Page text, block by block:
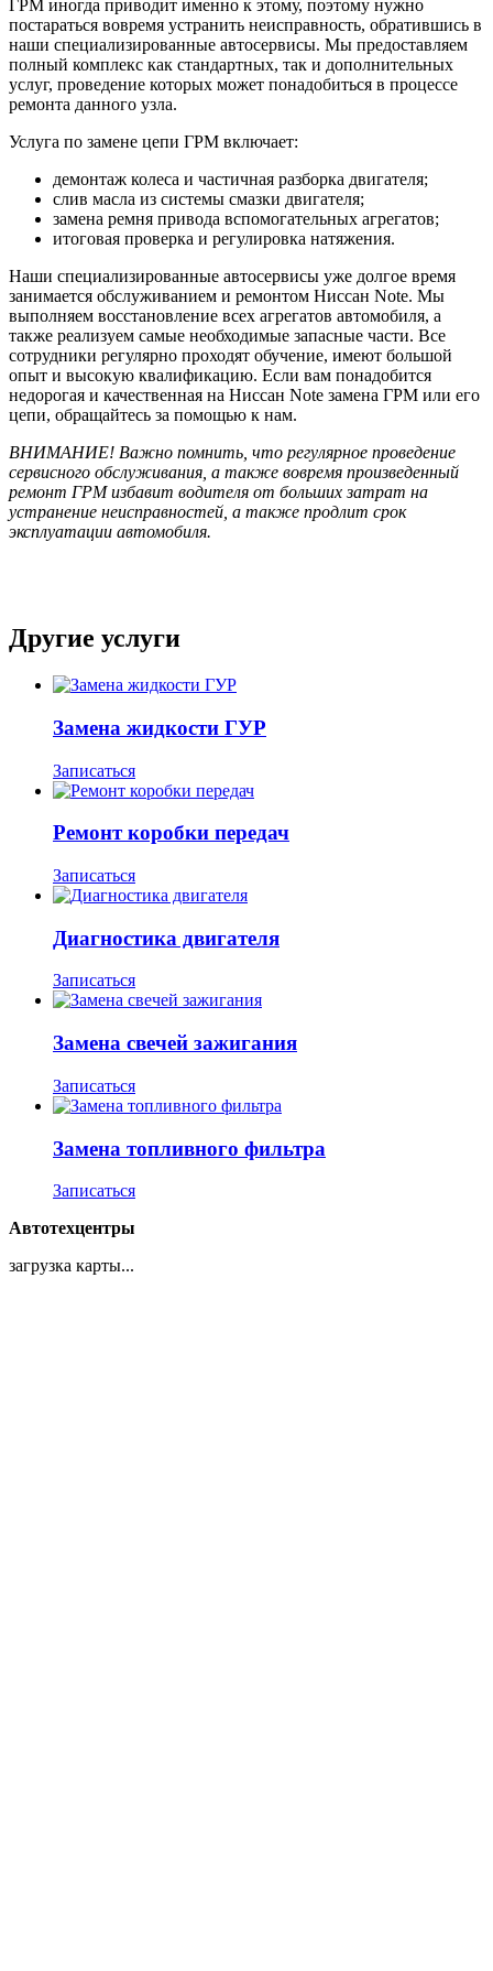
ГРМ иногда приводит именно к этому, поэтому нужно
постараться вовремя устранить неисправность, обратившись в
наши специализированные автосервисы. Мы предоставляем
полный комплекс как стандартных, так и дополнительных
услуг, проведение которых может понадобиться в процессе
ремонта данного узла.
Услуга по замене цепи ГРМ включает:
демонтаж колеса и частичная разборка двигателя;
слив масла из системы смазки двигателя;
замена ремня привода вспомогательных агрегатов;
итоговая проверка и регули­ровка натяжения.
Наши специализированные автосервисы уже долгое время
занимается обслуживанием и ремонтом Ниссан Note. Мы
выполняем восстановление всех агрегатов автомобиля, а
также реализуем самые необходимые запасные части. Все
сотрудники регулярно проходят обучение, имеют большой
опыт и высокую квалификацию. Если вам понадобится
недорогая и качественная на Ниссан Note замена ГРМ или его
цепи, обращайтесь за помощью к нам.
ВНИМАНИЕ! Важно помнить, что регулярное проведение
сервисного обслуживания, а также вовремя произведенный
ремонт ГРМ избавит водителя от больших затрат на
устранение неисправностей, а также продлит срок
эксплуатации автомобиля.
Другие услуги
Замена жидкости ГУР
Записаться
Ремонт коробки передач
Записаться
Диагностика двигателя
Записаться
Замена свечей зажигания
Записаться
Замена топливного фильтра
Записаться
Автотехцентры
загрузка карты...